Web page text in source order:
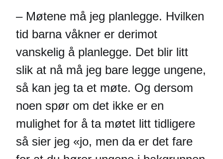
– Møtene må jeg planlegge. Hvilken
tid barna våkner er derimot
vanskelig å planlegge. Det blir litt
slik at nå må jeg bare legge ungene,
så kan jeg ta et møte. Og dersom
noen spør om det ikke er en
mulighet for å ta møtet litt tidligere
så sier jeg «jo, men da er det fare